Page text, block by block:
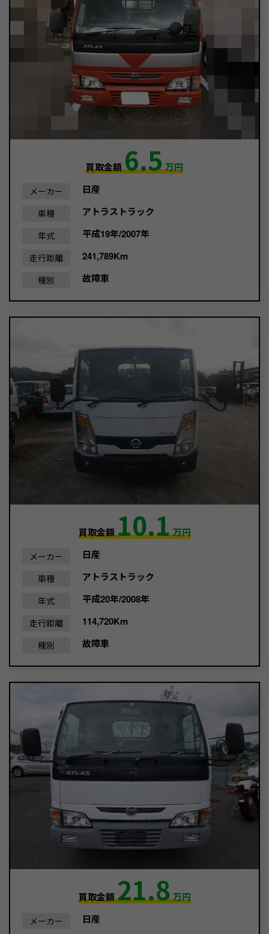
買取金額6.5万円
メーカー 日産
車種 アトラストラック
年式 平成19年/2007年
走行距離 241,789Km
種別 故障車
買取金額10.1万円
メーカー 日産
車種 アトラストラック
年式 平成20年/2008年
走行距離 114,720Km
種別 故障車
買取金額21.8万円
メーカー 日産